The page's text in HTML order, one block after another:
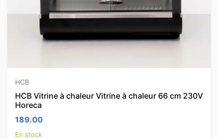
HCB
HCB Vitrine à chaleur Vitrine à chaleur 66 cm 230V
Horeca
189.00
En stock